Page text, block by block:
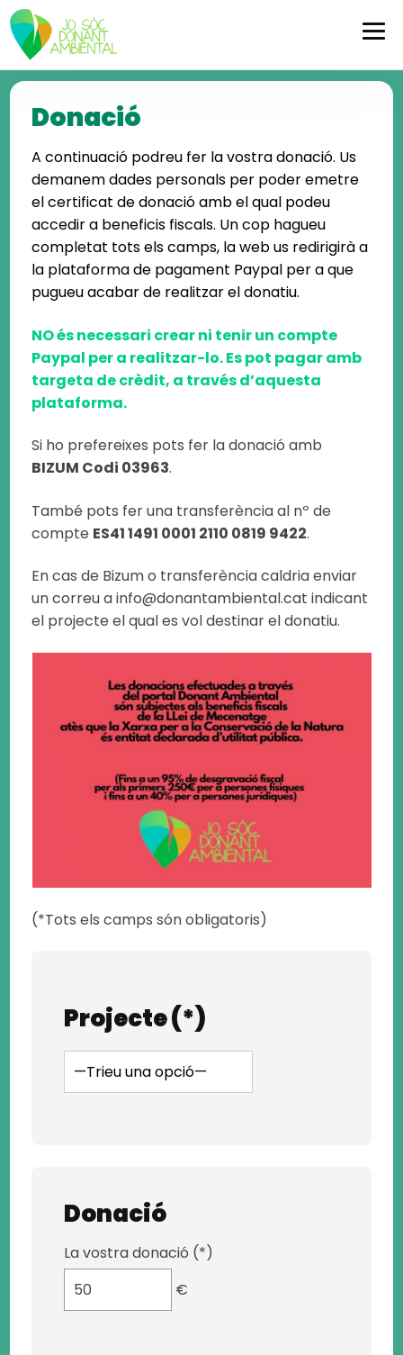
Skip
to
navigation
Skip
to
content
Donació
A continuació podreu fer la vostra donació. Us
demanem dades personals per poder emetre
el certificat de donació amb el qual podeu
accedir a beneficis fiscals. Un cop hagueu
completat tots els camps, la web us redirigirà a
la plataforma de pagament Paypal per a que
pugueu acabar de realitzar el donatiu.
NO és necessari crear ni tenir un compte
Paypal per a realitzar-lo. Es pot pagar amb
targeta de crèdit, a través d’aquesta
plataforma.
Si ho prefereixes pots fer la donació amb
BIZUM Codi 03963.
També pots fer una transferència al nº de
compte ES41 1491 0001 2110 0819 9422.
En cas de Bizum o transferència caldria enviar
un correu a info@donantambiental.cat indicant
el projecte el qual es vol destinar el donatiu.
(*Tots els camps són obligatoris)
Projecte (*)
Donació
La vostra donació (*)
€